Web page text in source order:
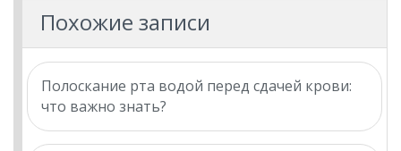
Похожие записи
Полоскание рта водой перед сдачей крови:
что важно знать?